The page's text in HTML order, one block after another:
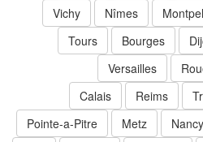
Nîmes
Vichy
Bourges
Tours
Versailles
Reims
Calais
Metz
Pointe-a-Pitre